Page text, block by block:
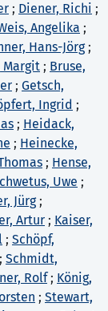
; Diener, Richi ;
Angelika ;
Hans-Jörg;
Margit ; Bruse,
; Getsch,
Ingrid ;
; Heidack,
; Heinecke,
; Hense,
Uwe ;
Jürg;
Artur ; Kaiser,
; Schöpf,
Schmidt,
Rolf; König,
; Stewart,